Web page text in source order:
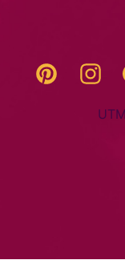
Pinterest